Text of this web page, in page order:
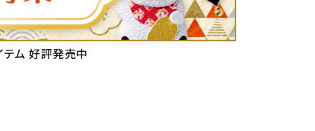
テム 好評発売中